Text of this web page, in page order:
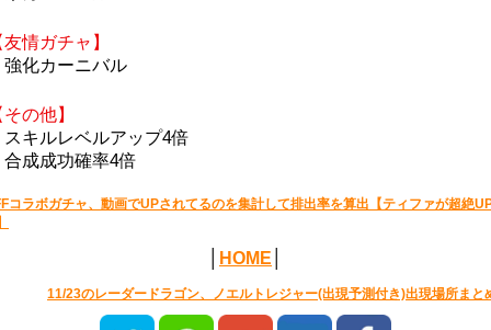
友情ガチャ】
強化カーニバル
の他】
スキルレベルアップ4倍
合成成功確率4倍
コラボガチャ、動画でUPされてるのを集計して排出率を算出【ティファが超絶
HOME
11/23のレーダードラゴン、ノエルトレジャー(出現予測付き)出現場所まと